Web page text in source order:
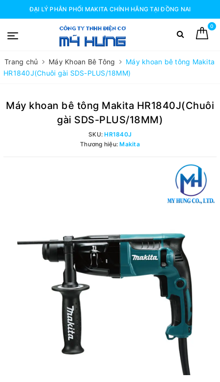
ĐẠI LÝ PHÂN PHỐI MAKITA CHÍNH HÃNG TẠI ĐỒNG NAI
0
Trang chủ Máy Khoan Bê Tông
Máy khoan bê tông Makita
HR1840J(Chuôi gài SDS-PLUS/18MM)
Máy khoan bê tông Makita HR1840J(Chuôi
gài SDS-PLUS/18MM)
SKU:HR1840J
Thương hiệu:Makita